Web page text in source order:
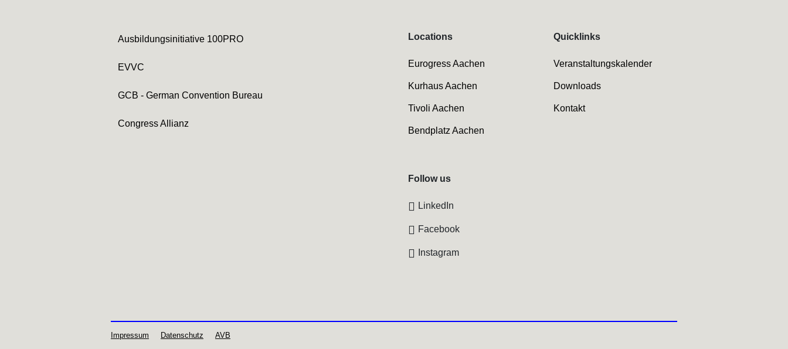
Ausbildungsinitiative 100PRO
EVVC
GCB - German Convention Bureau
Congress Allianz
Locations
Eurogress Aachen
Kurhaus Aachen
Tivoli Aachen
Bendplatz Aachen
Quicklinks
Veranstaltungskalender
Downloads
Kontakt
Follow us
LinkedIn
Facebook
Instagram
Impressum Datenschutz AVB